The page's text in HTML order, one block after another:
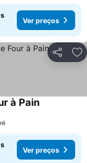
Ver preços
Partilhar
à PainVer preços
Ver preços